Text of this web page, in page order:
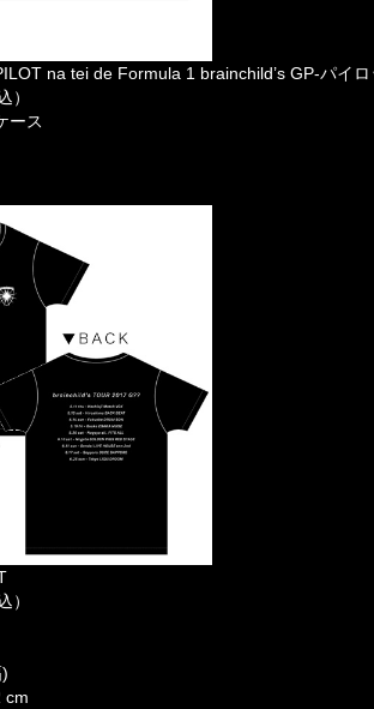
na tei de Formula 1 brainchild’s GP-パイ
）
ース
）
cm